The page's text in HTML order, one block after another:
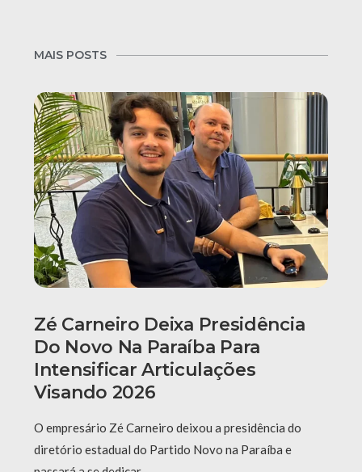
MAIS POSTS
Zé Carneiro Deixa Presidência
Do Novo Na Paraíba Para
Intensificar Articulações
Visando 2026
O empresário Zé Carneiro deixou a presidência do
diretório estadual do Partido Novo na Paraíba e